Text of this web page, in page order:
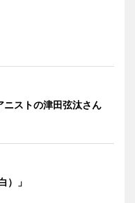
ストの津田弦汰さん
）」